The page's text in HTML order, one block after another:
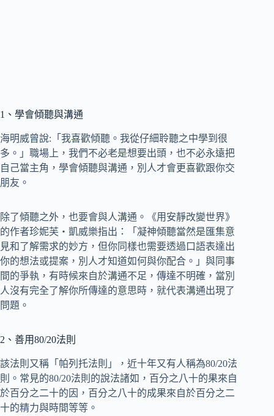
1、學會傾聽與溝通
海明威曾說:「我喜歡傾聽。我從仔細聆聽之中學到很
多。」職場上，我們不必老是想要出頭，也不必永遠把
自己當主角，學會傾聽與溝通，別人才會更喜歡跟你交
朋友。
除了傾聽之外，也要會與人溝通。《用安靜改變世界》
的作者珍妮芙‧凱威樂指出：「凝神傾聽當然是匯集意
見和了解需求的妙方，但你同樣也需要透過口語表達出
你的想法或提案，別人才知道如何與你配合。」與同事
間的爭執，有時候來自於溝通不足，傳達不明確，當別
人沒有完全了解你所傳達的意思時，就代表溝通出現了
問題。
2、善用80/20法則
該法則又稱「帕列托法則」，近十年又有人稱為80/20法
則。常見的80/20法則的說法諸如，百分之八十的果來自
於百分之二十的因，百分之八十的成果來自於百分之二
十的精力與時間等等。